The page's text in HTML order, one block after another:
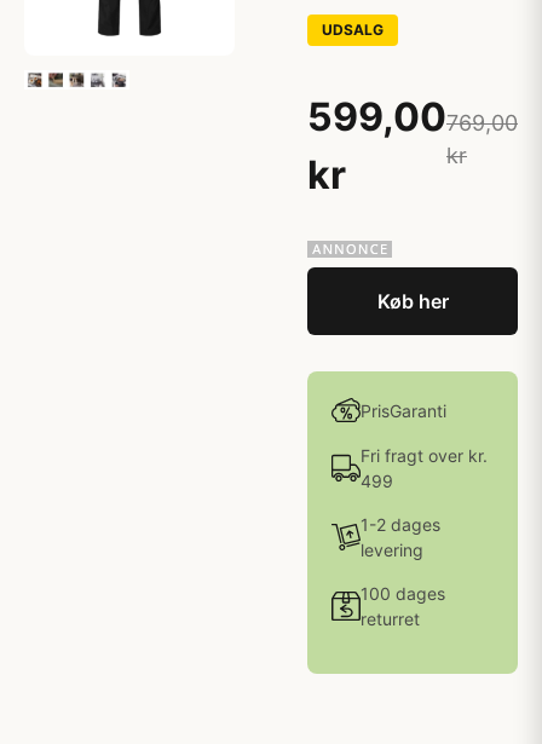
UDSALG
599,00
kr
769,00
kr
Køb her
PrisGaranti
Fri fragt over kr.
499
1-2 dages
levering
100 dages
returret